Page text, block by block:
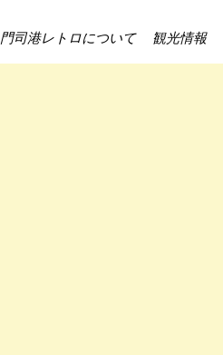
門司港レトロについて 観光情報